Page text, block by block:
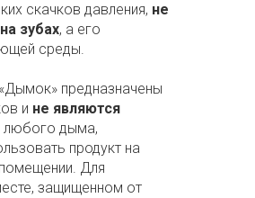
скачков давления, не
зубах, а его
среды.
предназначены
и не являются
любого дыма,
продукт на
Для
защищенном от